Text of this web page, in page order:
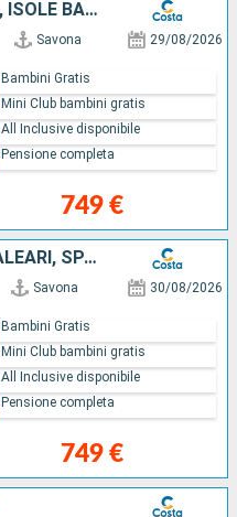
ITALIA, FRANCIA, SPAGNA, ISOLE BALEARI
Savona 29/08/2026
749 €
Bambini Gratis
Mini Club bambini gratis
All Inclusive disponibile
Pensione completa
ITALIA, FRANCIA, ISOLE BALEARI, SPAGNA
Savona 30/08/2026
749 €
Bambini Gratis
Mini Club bambini gratis
All Inclusive disponibile
Pensione completa